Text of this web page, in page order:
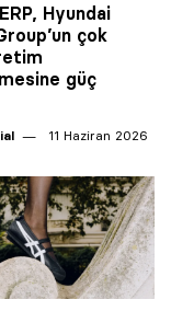
Hyundai
çok
güç
11 Haziran 2026